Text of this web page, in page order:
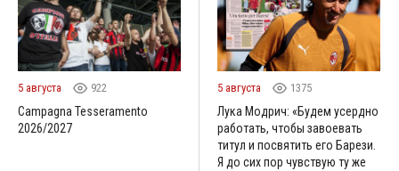
5 августа 922
Campagna Tesseramento
2026/2027
5 августа 1375
Лука Модрич: «Будем усердно
работать, чтобы завоевать
титул и посвятить его Барези.
Я до сих пор чувствую ту же